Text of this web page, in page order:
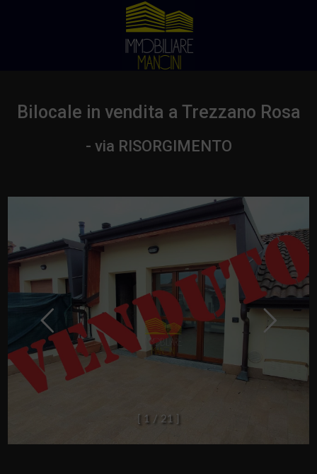
Bilocale in vendita a Trezzano Rosa
- via RISORGIMENTO
1 / 2 1